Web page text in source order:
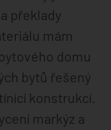
překlady
mám
domu
bytů řešený
konstrukcí.
markýz a